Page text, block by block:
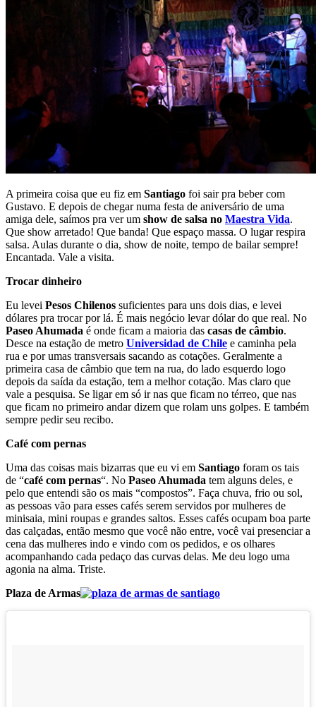
A primeira coisa que eu fiz em Santiago foi sair pra beber com
Gustavo. E depois de chegar numa festa de aniversário de uma
amiga dele, saímos pra ver um show de salsa no Maestra Vida.
Que show arretado! Que banda! Que espaço massa. O lugar respira
salsa. Aulas durante o dia, show de noite, tempo de bailar sempre!
Encantada. Vale a visita.
Trocar dinheiro
Eu levei Pesos Chilenos suficientes para uns dois dias, e levei
dólares pra trocar por lá. É mais negócio levar dólar do que real. No
Paseo Ahumada é onde ficam a maioria das casas de câmbio.
Desce na estação de metro Universidad de Chile e caminha pela
rua e por umas transversais sacando as cotações. Geralmente a
primeira casa de câmbio que tem na rua, do lado esquerdo logo
depois da saída da estação, tem a melhor cotação. Mas claro que
vale a pesquisa. Se ligar em só ir nas que ficam no térreo, que nas
que ficam no primeiro andar dizem que rolam uns golpes. E também
sempre pedir seu recibo.
Café com pernas
Uma das coisas mais bizarras que eu vi em Santiago foram os tais
de “café com pernas“. No Paseo Ahumada tem alguns deles, e
pelo que entendi são os mais “compostos”. Faça chuva, frio ou sol,
as pessoas vão para esses cafés serem servidos por mulheres de
minisaia, mini roupas e grandes saltos. Esses cafés ocupam boa parte
das calçadas, então mesmo que você não entre, você vai presenciar a
cena das mulheres indo e vindo com os pedidos, e os olhares
acompanhando cada pedaço das curvas delas. Me deu logo uma
agonia na alma. Triste.
Plaza de Armas